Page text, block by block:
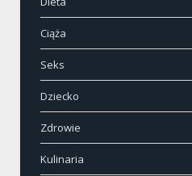
Ciąża
Seks
Dziecko
Zdrowie
Kulinaria